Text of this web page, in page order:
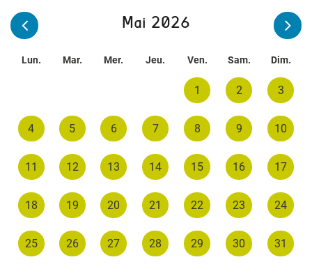
Mai 2026
Lun. Mar. Mer. Jeu. Ven. Sam. Dim.
1 2 3
4 5 6 7 8 9 10
11 12 13 14 15 16 17
18 19 20 21 22 23 24
25 26 27 28 29 30 31